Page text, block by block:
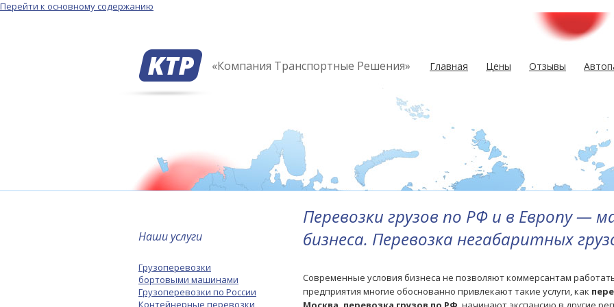
Перейти к основному содержанию
«Компания Транспортные Решения» Главная Цены Отзывы
Наши услуги
Грузоперевозки
бортовыми машинами
Грузоперевозки по России
Контейнерные перевозки
Перевозки грузов по РФ и в Европу —
бизнеса. Перевозка негабаритных
Современные условия бизнеса не позволяют коммерсантам
предприятия многие обоснованно привлекают такие услуги, как